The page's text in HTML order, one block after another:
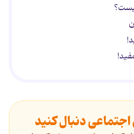
دنبال کنید